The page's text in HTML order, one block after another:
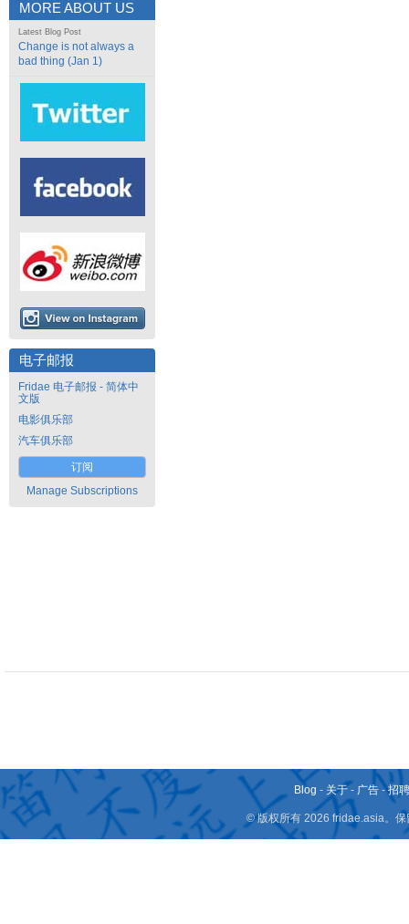
MORE ABOUT US
Latest Blog Post
Change is not always a
bad thing (Jan 1)
电子邮报
Fridae 电子邮报 - 简体中
文版
电影俱乐部
汽车俱乐部
订阅
Manage Subscriptions
Blog - 关于 - 广告 -招
© 版权所有 2026 fridae.asia。